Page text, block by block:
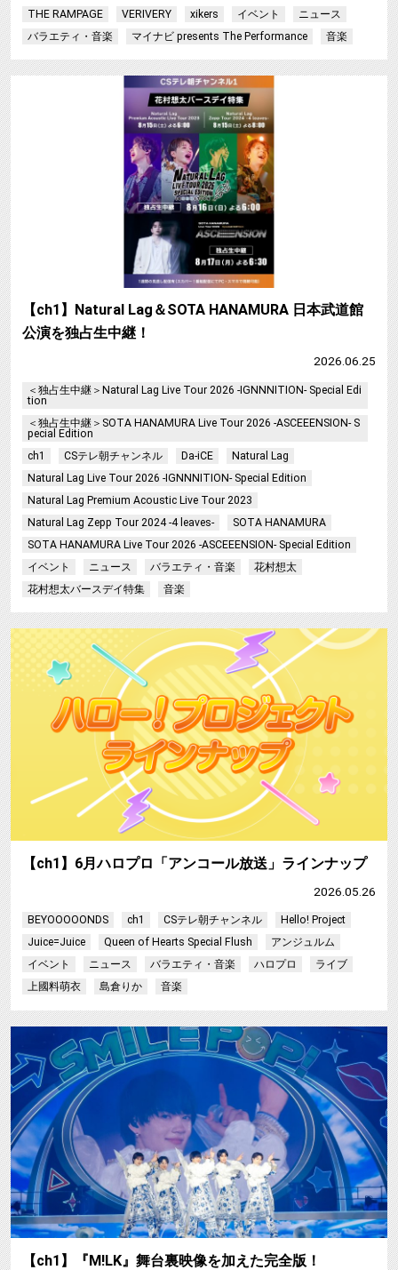
THE RAMPAGE VERIVERY xikers イベント
ニュース
バラエティ・音楽
マイナビ presents The Performance 音楽
【ch1】Natural Lag＆SOTA HANAMURA 日本武道館
公演を独占生中継！
2026.06.25
＜独占生中継＞Natural Lag Live Tour 2026 -IGNNNITION- Special Edi
tion
＜独占生中継＞SOTA HANAMURA Live Tour 2026 -ASCEEENSION- S
pecial Edition
ch1
CSテレ朝チャンネル Da-iCE
Natural Lag
Natural Lag Live Tour 2026 -IGNNNITION- Special Edition
Natural Lag Premium Acoustic Live Tour 2023
Natural Lag Zepp Tour 2024 -4 leaves-
SOTA HANAMURA
SOTA HANAMURA Live Tour 2026 -ASCEEENSION- Special Edition
イベント
ニュース バラエティ・音楽
花村想太
花村想太バースデイ特集
音楽
【ch1】6月ハロプロ「アンコール放送」ラインナップ
2026.05.26
BEYOOOOONDS ch1 CSテレ朝チャンネル
Hello! Project
Juice=Juice
Queen of Hearts Special Flush
アンジュルム
イベント
ニュース バラエティ・音楽 ハロプロ
ライブ
上國料萌衣
島倉りか 音楽
【ch1】『M!LK』舞台裏映像を加えた完全版！